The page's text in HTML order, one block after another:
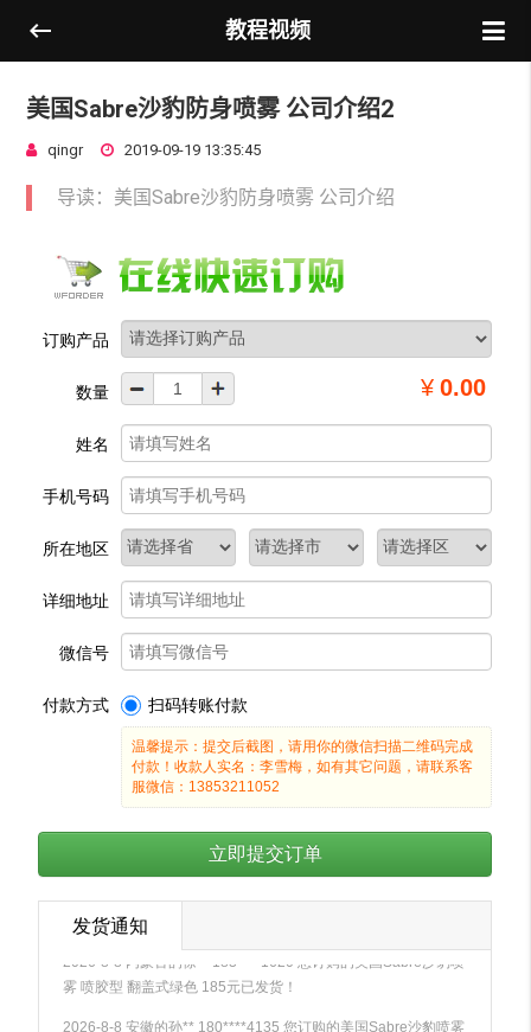
教程视频
美国Sabre沙豹防身喷雾 公司介绍2
qingr 2019-09-19 13:35:45
导读：美国Sabre沙豹防身喷雾 公司介绍